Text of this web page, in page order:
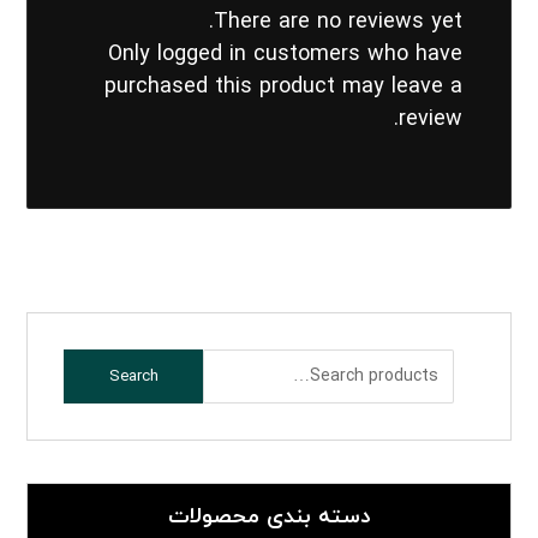
There are no reviews yet.
Only logged in customers who have
purchased this product may leave a
review.
Search
دسته بندی محصولات